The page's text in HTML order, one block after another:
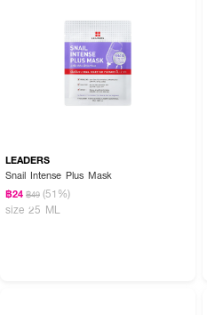
LEADERS
Snail Intense Plus Mask
฿24 ฿49 (51%)
size 25 ML